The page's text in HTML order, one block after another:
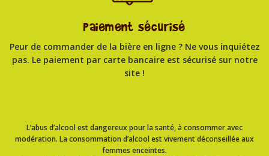
Paiement sécurisé
Peur de commander de la bière en ligne ? Ne vous inquiétez
pas. Le paiement par carte bancaire est sécurisé sur notre
site !
L’abus d’alcool est dangereux pour la santé, à consommer avec
modération. La consommation d’alcool est vivement déconseillée aux
femmes enceintes.